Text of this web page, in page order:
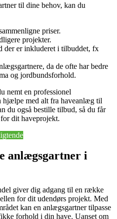
til dine behov, kan du
priser.
projekter.
er inkluderet i tilbuddet, fx
da de ofte har bedre
og jordbundsforhold.
nemt en professionel
hjælpe med alt fra haveanlæg til
du også bestille tilbud, så du får
dit haveprojekt.
anlægsgartner i
giver dig adgang til en række
for dit udendørs projekt. Med
kan en anlægsgartner tilpasse
forhold i din have. Uanset om